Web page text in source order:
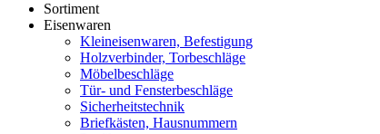
Sortiment
Eisenwaren
Kleineisenwaren, Befestigung
Holzverbinder, Torbeschläge
Möbelbeschläge
Tür- und Fensterbeschläge
Sicherheitstechnik
Briefkästen, Hausnummern